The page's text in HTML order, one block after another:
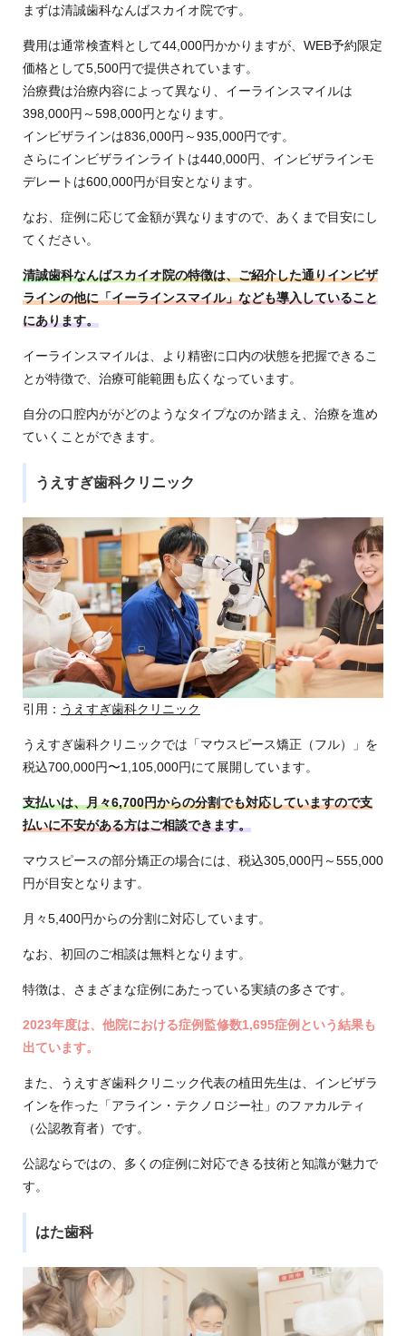
まずは清誠歯科なんばスカイオ院です。
費用は通常検査料として44,000円かかりますが、WEB予約限定
価格として5,500円で提供されています。
治療費は治療内容によって異なり、イーラインスマイルは
398,000円～598,000円となります。
インビザラインは836,000円～935,000円です。
さらにインビザラインライトは440,000円、インビザラインモ
デレートは600,000円が目安となります。
なお、症例に応じて金額が異なりますので、あくまで目安にし
てください。
清誠歯科なんばスカイオ院の特徴は、ご紹介した通りインビザ
ラインの他に「イーラインスマイル」なども導入していること
にあります。
イーラインスマイルは、より精密に口内の状態を把握できるこ
とが特徴で、治療可能範囲も広くなっています。
自分の口腔内ががどのようなタイプなのか踏まえ、治療を進め
ていくことができます。
うえすぎ歯科クリニック
引用： うえすぎ歯科クリニック
うえすぎ歯科クリニックでは「マウスピース矯正（フル）」を
税込700,000円〜1,105,000円にて展開しています。
支払いは、月々6,700円からの分割でも対応していますので支
払いに不安がある方はご相談できます。
マウスピースの部分矯正の場合には、税込305,000円～555,000
円が目安となります。
月々5,400円からの分割に対応しています。
なお、初回のご相談は無料となります。
特徴は、さまざまな症例にあたっている実績の多さです。
2023年度は、他院における症例監修数1,695症例という結果も
出ています。
また、うえすぎ歯科クリニック代表の植田先生は、インビザラ
インを作った「アライン・テクノロジー社」のファカルティ
（公認教育者）です。
公認ならではの、多くの症例に対応できる技術と知識が魅力で
す。
はた歯科